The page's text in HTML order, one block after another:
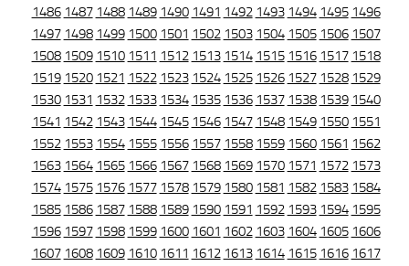
1486 1487 1488 1489 1490 1491 1492 1493 1494 1495 1496
1497 1498 1499 1500 1501 1502 1503 1504 1505 1506 1507
1508 1509 1510 1511 1512 1513 1514 1515 1516 1517 1518
1519 1520 1521 1522 1523 1524 1525 1526 1527 1528 1529
1530 1531 1532 1533 1534 1535 1536 1537 1538 1539 1540
1541 1542 1543 1544 1545 1546 1547 1548 1549 1550 1551
1552 1553 1554 1555 1556 1557 1558 1559 1560 1561 1562
1563 1564 1565 1566 1567 1568 1569 1570 1571 1572 1573
1574 1575 1576 1577 1578 1579 1580 1581 1582 1583 1584
1585 1586 1587 1588 1589 1590 1591 1592 1593 1594 1595
1596 1597 1598 1599 1600 1601 1602 1603 1604 1605 1606
1607 1608 1609 1610 1611 1612 1613 1614 1615 1616 1617